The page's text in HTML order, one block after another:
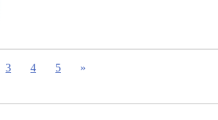
3 4 5 »